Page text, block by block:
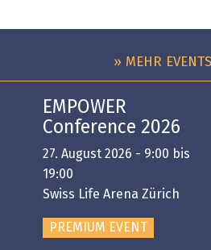
» MEHR EVENTS
EMPOWER
Conference 2026
27. August 2026 - 9:00 bis
19:00
Swiss Life Arena Zürich
PREMIUM EVENT